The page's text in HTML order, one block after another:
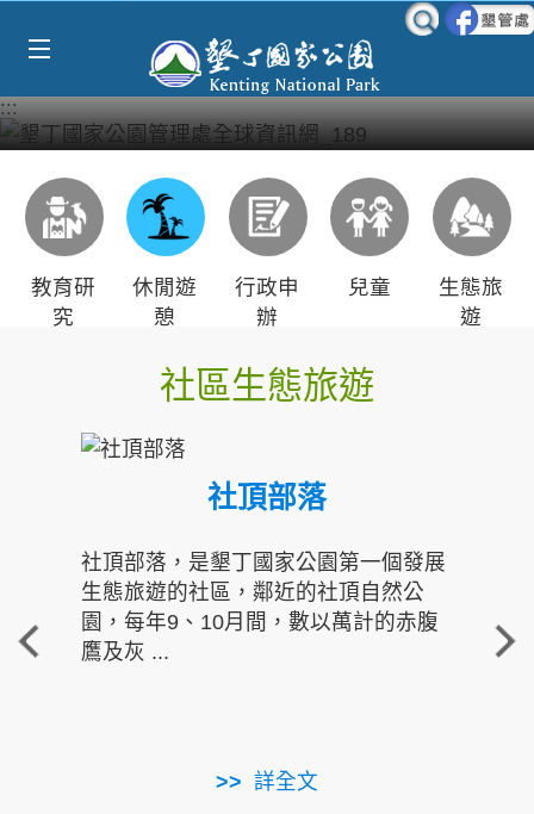
:::
教育研
究
休閒遊
憩
行政申
辦
兒童
生態旅
遊
社區生態旅遊
社頂部落
社頂部落，是墾丁國家公園第一個發展
生態旅遊的社區，鄰近的社頂自然公
園，每年9、10月間，數以萬計的赤腹
鷹及灰 ...
詳全文
重
走進